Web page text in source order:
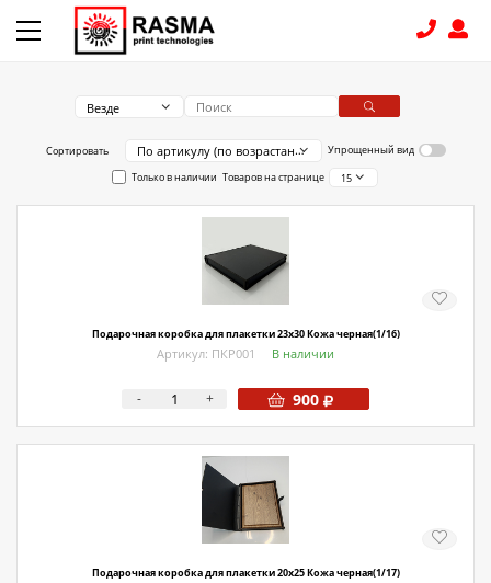
Как купить
КОНТАКТЫ
8 (831) 414-15-19
Везде
Сортировать По артикулу (по возрастанию)
Упрощенный вид
Только в наличии Товаров на странице 15
Подарочная коробка для плакетки 23х30 Кожа черная(1/16)
Артикул: ПКР001 В наличии
- + 900
Подарочная коробка для плакетки 20х25 Кожа черная(1/17)